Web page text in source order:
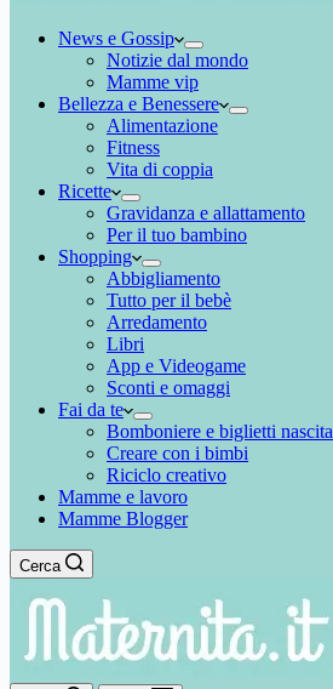
News e Gossip
Notizie dal mondo
Mamme vip
Bellezza e Benessere
Alimentazione
Fitness
Vita di coppia
Ricette
Gravidanza e allattamento
Per il tuo bambino
Shopping
Abbigliamento
Tutto per il bebè
Arredamento
Libri
App e Videogame
Sconti e omaggi
Fai da te
Bomboniere e biglietti nascita
Creare con i bimbi
Riciclo creativo
Mamme e lavoro
Mamme Blogger
Cerca